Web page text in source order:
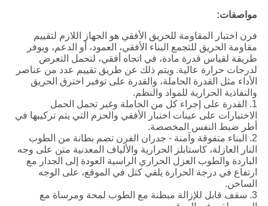
مواصفات:
فرن اختبار المقاومة للحريق الأفقي هو الجهاز اللازم لتقييم
مقاومة الحريق للتجمع البناء الأفقي، العمود، أو الدعم، ويوفر
طريقة لقياس قدرة مادة، في اتجاه أفقي، لتحمل التعرض
لدرجات حرارة عالية. ويتم ذلك عن طريق تقييم عدد من عناصر
الأداء مثل القدرة الحاملة، والقدرة على توفير احترق الحريق
والنفاذية الحرارية للمواد والنظم.
1. القدرة على إجراء كل من الحاملة وغير تحمل الحمل
الاختبارات على عينات اختبار الأفقي والحزم التي يتم تركيبها في
أطر ضبط النفس المخصصة.
2. البناء متفوقة وآمنة - جدران الفرن تضم بطانة من الطوب
النار العازلة، كاستابلز الحرارية والألياف المعدنية متن على وجه
الباردة والطوب العزل الحراري الراسية العودة إلى الجدار مع
ارتفاع في درجة الحرارة يلقي كتل في الموقع، على الوجه
الساخن.
3. سقف قابل للإزالة مبطنة مع الطوب لمحة ومرساة مع